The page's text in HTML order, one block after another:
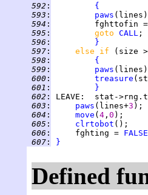
592 :
{
593 :
paws
594 :
fghttofin
595 : goto CALL
596 :
}
597 : else if
(size
598 :
{
599 :
paws
600 :
treasure
601 :
}
602 : LEAVE :  stat-
603 : paws (lines+3
604 : move ( 4 , 0
605 : clrtobot
606 :
     fghting =
FALSE
607 : }
Defined